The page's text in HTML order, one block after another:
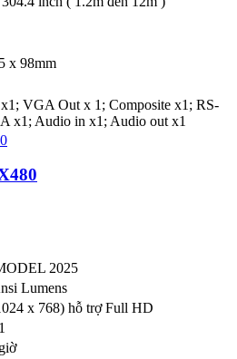
x 98mm
VGA Out x 1; Composite x1; RS-
x1; Audio in x1; Audio out x1
2025
Lumens
x 768) hỗ trợ Full HD